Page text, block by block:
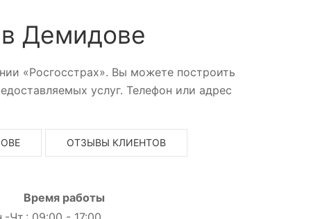
Демидове
«Росгосстрах». Вы можете построить
услуг. Телефон или адрес
ОТЗЫВЫ КЛИЕНТОВ
Время работы